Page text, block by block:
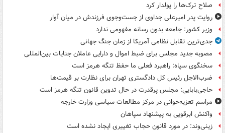
صلاح ترک‌ها را پولدار کرد
روایت پدر امیرعلی جداوی از جست‌وجوی فرزندش در میان آوار
وزیر کشور: جامعه بدون رسانه مفهومی ندارد
جدی‌ترین تقابل نظامی آمریکا از زمان جنگ جهانی
مصوبه جدید مجلس برای ضبط اموال و دارایی عاملان جنایات بین‌المللی
سخنگوی سپاه: راهبرد فعلی ما حفظ تنگه هرمز است
ضرب‌الاجل رئیس کل دادگستری تهران برای نظارت بر قیمت‌ها
حاجی‌بابایی: مجلس پرقدرت در حال تدوین قانون تنگه هرمز است
مراسم تعزیه‌خوانی در مرکز مطالعات سیاسی وزارت خارجه
واکنش ابرقویی به پیشنهاد سپاهان
زینی‌وند: در مورد قانون حجاب تغییری ایجاد نشده است